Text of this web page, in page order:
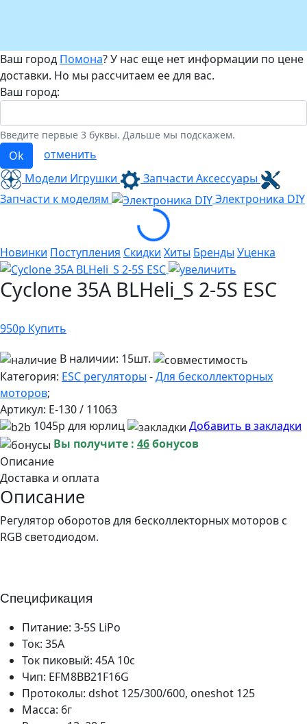
Ваш город Помона? У нас еще нет информации по цене
доставки. Но мы рассчитаем ее для вас.
Ваш город:
Введите первые 3 буквы. Дальше мы подскажем.
Ok
отменить
Модели Игрушки
Запчасти Аксессуары
Запчасти к моделям
Электроника DIY
Loading...
Новинки Поступления Скидки Хиты Бренды Уценка
Cyclone 35A BLHeli_S 2-5S ESC
950р Купить
В наличии: 15шт.
Категория: ESC регуляторы -Для бесколлекторных
моторов;
Артикул: E-130 / 11063
1045р для юрлиц
Добавить в закладки
Вы получите : 46бонусов
Описание
Доставка и оплата
Описание
Регулятор оборотов для бесколлекторных моторов с
RGB светодиодом.
Спецификация
Питание: 3-5S LiPo
Ток: 35А
Ток пиковый: 45А 10с
Чип: EFM8BB21F16G
Протоколы: dshot 125/300/600, oneshot 125
Масса: 6г